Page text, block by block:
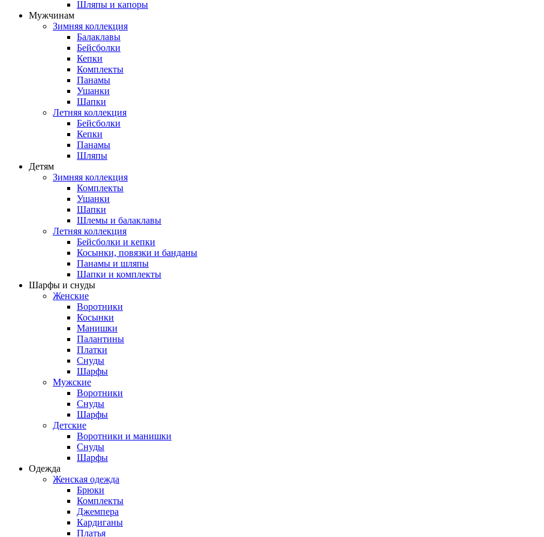
Шляпы и капоры
Мужчинам
Зимняя коллекция
Балаклавы
Бейсболки
Кепки
Комплекты
Панамы
Ушанки
Шапки
Летняя коллекция
Бейсболки
Кепки
Панамы
Шляпы
Детям
Зимняя коллекция
Комплекты
Ушанки
Шапки
Шлемы и балаклавы
Летняя коллекция
Бейсболки и кепки
Косынки, повязки и банданы
Панамы и шляпы
Шапки и комплекты
Шарфы и снуды
Женские
Воротники
Косынки
Манишки
Палантины
Платки
Снуды
Шарфы
Мужские
Воротники
Снуды
Шарфы
Детские
Воротники и манишки
Снуды
Шарфы
Одежда
Женская одежда
Брюки
Комплекты
Джемпера
Кардиганы
Платья